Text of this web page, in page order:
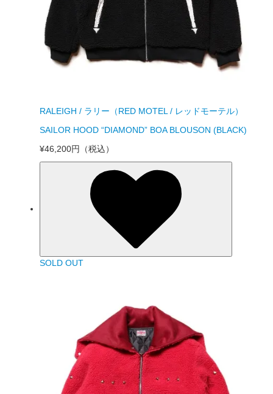
RALEIGH / ラリー（RED MOTEL / レッドモーテル）
SAILOR HOOD “DIAMOND” BOA BLOUSON (BLACK)
¥46,200円
（税込）
SOLD OUT